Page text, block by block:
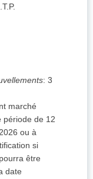
: 3
marché
période de 12
ou à
si
être
date